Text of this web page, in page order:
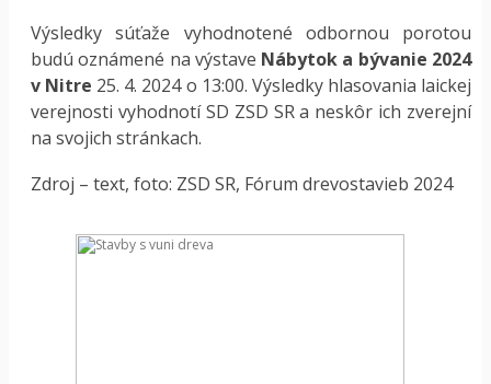
Výsledky súťaže vyhodnotené odbornou porotou
budú oznámené na výstave Nábytok a bývanie 2024
v Nitre 25. 4. 2024 o 13:00. Výsledky hlasovania laickej
verejnosti vyhodnotí SD ZSD SR a neskôr ich zverejní
na svojich stránkach.
Zdroj – text, foto: ZSD SR, Fórum drevostavieb 2024